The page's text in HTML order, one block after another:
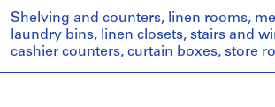
Shelving and counters, linen rooms,
laundry bins, linen closets, stairs and
cashier counters, curtain boxes, store